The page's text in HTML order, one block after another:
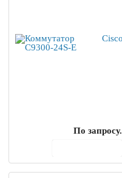
По запросу.